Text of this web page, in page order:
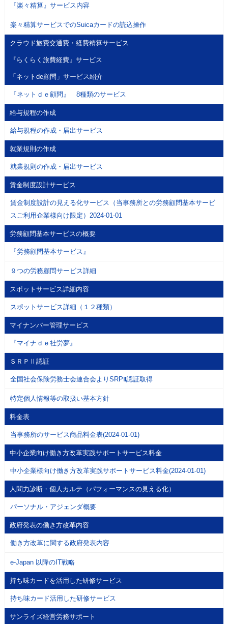
『楽々精算』サービス内容
楽々精算サービスでのSuicaカードの読込操作
クラウド旅費交通費・経費精算サービス
『らくらく旅費経費』サービス
「ネットde顧問」サービス紹介
『ネットｄｅ顧問』 8種類のサービス
給与規程の作成
給与規程の作成・届出サービス
就業規則の作成
就業規則の作成・届出サービス
賃金制度設計サービス
賃金制度設計の見える化サービス（当事務所との労務顧問基本サービ
スご利用企業様向け限定）2024-01-01
労務顧問基本サービスの概要
『労務顧問基本サービス』
９つの労務顧問サービス詳細
スポットサービス詳細内容
スポットサービス詳細（１２種類）
マイナンバー管理サービス
『マイナｄｅ社労夢』
ＳＲＰⅡ認証
全国社会保険労務士会連合会よりSRPⅡ認証取得
特定個人情報等の取扱い基本方針
料金表
当事務所のサービス商品料金表(2024-01-01)
中小企業向け働き方改革実践サポートサービス料金
中小企業様向け働き方改革実践サポートサービス料金(2024-01-01)
人間力診断・個人カルテ（パフォーマンスの見える化）
パーソナル・アジェンダ概要
政府発表の働き方改革内容
働き方改革に関する政府発表内容
e-Japan 以降のIT戦略
持ち味カードを活用した研修サービス
持ち味カード活用した研修サービス
サンライズ経営労務サポート